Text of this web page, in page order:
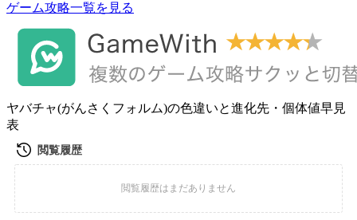
ゲーム攻略一覧を見る
ヤバチャ(がんさくフォルム)の色違いと進化先・個体値早見
表